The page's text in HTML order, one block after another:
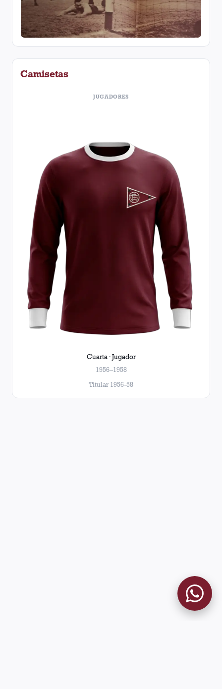
Camisetas
JUGADORES
Cuarta · Jugador
1956–1958
Titular 1956-58